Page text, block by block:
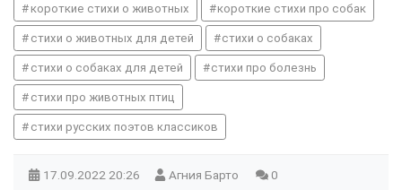
короткие стихи о животных короткие стихи про собак
стихи о животных для детей стихи о собаках
стихи о собаках для детей стихи про болезнь
стихи про животных птиц
стихи русских поэтов классиков
17.09.2022 20:26 Агния Барто 0